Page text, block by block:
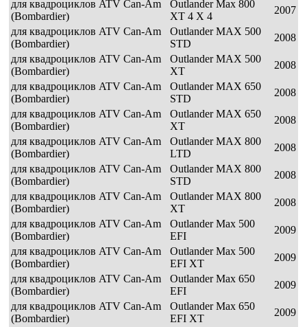
для квадроциклов ATV Can-Am
(Bombardier)
Outlander Max 800
XT 4 X 4
2007
для квадроциклов ATV Can-Am
(Bombardier)
Outlander MAX 500
STD
2008
для квадроциклов ATV Can-Am
(Bombardier)
Outlander MAX 500
XT
2008
для квадроциклов ATV Can-Am
(Bombardier)
Outlander MAX 650
STD
2008
для квадроциклов ATV Can-Am
(Bombardier)
Outlander MAX 650
XT
2008
для квадроциклов ATV Can-Am
(Bombardier)
Outlander MAX 800
LTD
2008
для квадроциклов ATV Can-Am
(Bombardier)
Outlander MAX 800
STD
2008
для квадроциклов ATV Can-Am
(Bombardier)
Outlander MAX 800
XT
2008
для квадроциклов ATV Can-Am
(Bombardier)
Outlander Max 500
EFI
2009
для квадроциклов ATV Can-Am
(Bombardier)
Outlander Max 500
EFI XT
2009
для квадроциклов ATV Can-Am
(Bombardier)
Outlander Max 650
EFI
2009
для квадроциклов ATV Can-Am
(Bombardier)
Outlander Max 650
EFI XT
2009